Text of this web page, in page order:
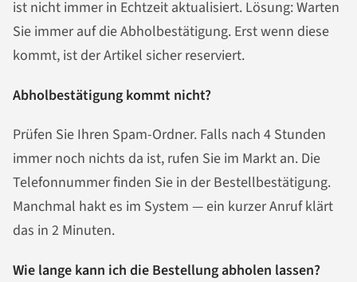
ist nicht immer in Echtzeit aktualisiert. Lösung: Warten
Sie immer auf die Abholbestätigung. Erst wenn diese
kommt, ist der Artikel sicher reserviert.
Abholbestätigung kommt nicht?
Prüfen Sie Ihren Spam-Ordner. Falls nach 4 Stunden
immer noch nichts da ist, rufen Sie im Markt an. Die
Telefonnummer finden Sie in der Bestellbestätigung.
Manchmal hakt es im System — ein kurzer Anruf klärt
das in 2 Minuten.
Wie lange kann ich die Bestellung abholen lassen?